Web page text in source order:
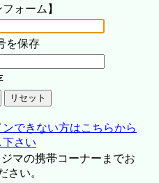
ォーム】
を保存
できない方はこちらから
下さい
マの携帯コーナーまでお
さい。